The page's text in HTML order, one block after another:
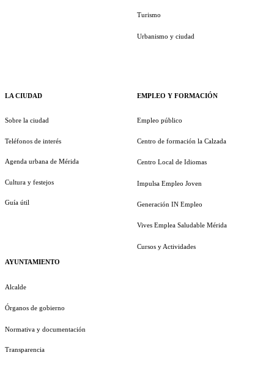
LA CIUDAD
Sobre la ciudad
Teléfonos de interés
Agenda urbana de Mérida
Cultura y festejos
Guía útil
AYUNTAMIENTO
Alcalde
Órganos de gobierno
Normativa y documentación
Transparencia
Turismo
Urbanismo y ciudad
EMPLEO Y FORMACIÓN
Empleo público
Centro de formación la Calzada
Centro Local de Idiomas
Impulsa Empleo Joven
Generación IN Empleo
Vives Emplea Saludable Mérida
Cursos y Actividades